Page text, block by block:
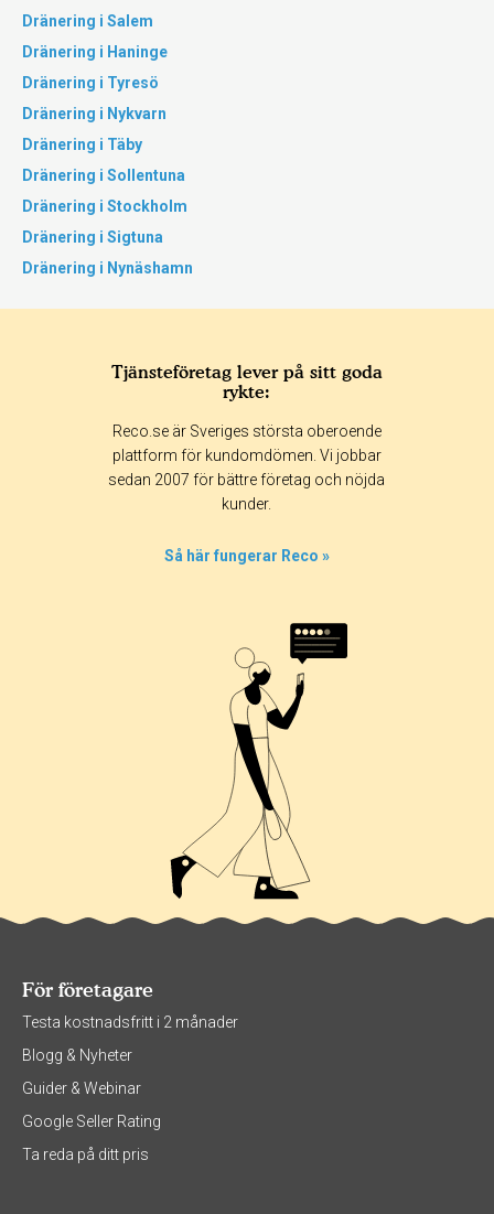
Dränering i Salem
Dränering i Haninge
Dränering i Tyresö
Dränering i Nykvarn
Dränering i Täby
Dränering i Sollentuna
Dränering i Stockholm
Dränering i Sigtuna
Dränering i Nynäshamn
Tjänsteföretag lever på sitt goda
rykte:
Reco.se är Sveriges största oberoende
plattform för kundomdömen. Vi jobbar
sedan 2007 för bättre företag och nöjda
kunder.
Så här fungerar Reco »
För företagare
Testa kostnadsfritt i 2 månader
Blogg & Nyheter
Guider & Webinar
Google Seller Rating
Ta reda på ditt pris